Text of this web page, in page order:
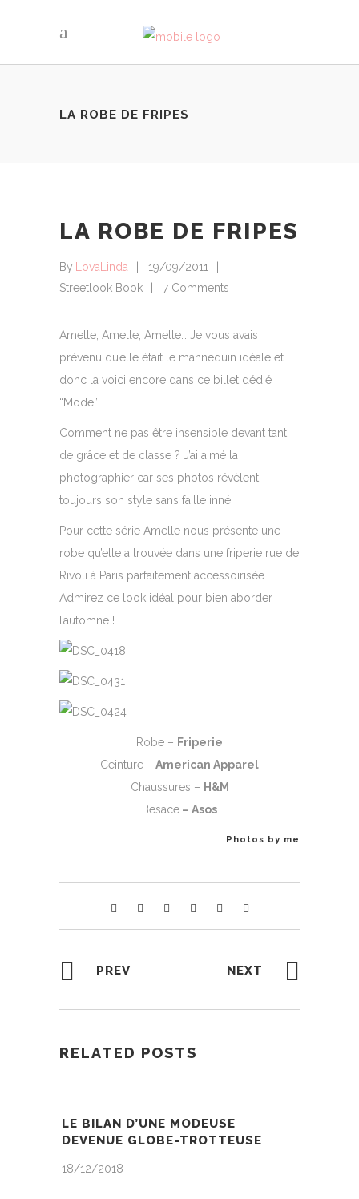
LA ROBE DE FRIPES
LA ROBE DE FRIPES
By LovaLinda
19/09/2011
Streetlook Book
7 Comments
Amelle, Amelle, Amelle… Je vous avais
prévenu qu’elle était le mannequin idéale et
donc la voici encore dans ce billet dédié
“Mode”.
Comment ne pas être insensible devant tant
de grâce et de classe ? J’ai aimé la
photographier car ses photos révèlent
toujours son style sans faille inné.
Pour cette série Amelle nous présente une
robe qu’elle a trouvée dans une friperie rue de
Rivoli à Paris parfaitement accessoirisée.
Admirez ce look idéal pour bien aborder
l’automne !
Robe – Friperie
Ceinture – American Apparel
Chaussures – H&M
Besace – Asos
Photos by me
PREV NEXT
RELATED POSTS
LE BILAN D’UNE MODEUSE
DEVENUE GLOBE-TROTTEUSE
18/12/2018